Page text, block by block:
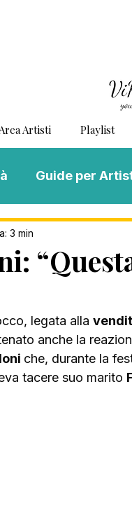
Artisti Playlist
Guide per
MUSIC
3 min
legata alla
anche la
che, durante la
tacere suo marito